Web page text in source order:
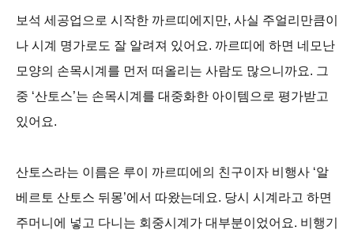
보석 세공업으로 시작한 까르띠에지만, 사실 주얼리만큼이
나 시계 명가로도 잘 알려져 있어요. 까르띠에 하면 네모난
모양의 손목시계를 먼저 떠올리는 사람도 많으니까요. 그
중 ‘산토스’는 손목시계를 대중화한 아이템으로 평가받고
있어요.
산토스라는 이름은 루이 까르띠에의 친구이자 비행사 ‘알
베르토 산토스 뒤몽’에서 따왔는데요. 당시 시계라고 하면
주머니에 넣고 다니는 회중시계가 대부분이었어요. 비행기